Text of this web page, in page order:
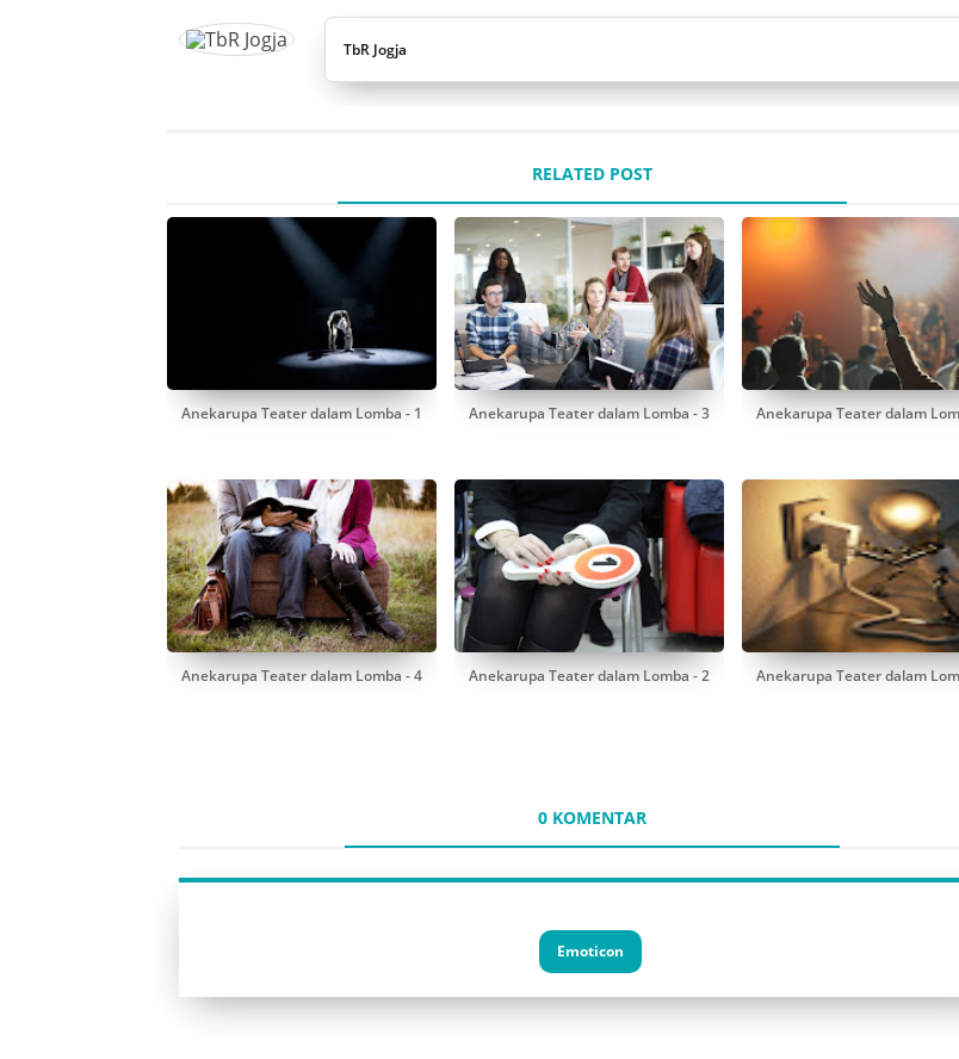
TbR Jogja
RELATED POST
Anekarupa Teater dalam Lomba - 1 Anekarupa Teater dalam Lomba - 3 Anekarupa Teater dalam
Anekarupa Teater dalam Lomba - 4 Anekarupa Teater dalam Lomba - 2 Anekarupa Teater dalam
0 KOMENTAR
Emoticon